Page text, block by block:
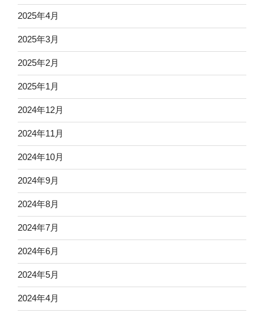
2025年4月
2025年3月
2025年2月
2025年1月
2024年12月
2024年11月
2024年10月
2024年9月
2024年8月
2024年7月
2024年6月
2024年5月
2024年4月